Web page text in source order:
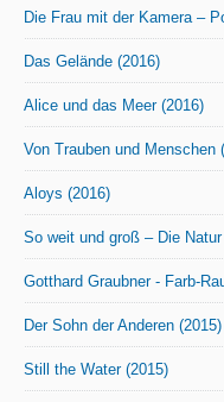
Die Frau mit der Kamera –
Das Gelände (2016)
Alice und das Meer (2016)
Von Trauben und Menschen
Aloys (2016)
So weit und groß – Die
Gotthard Graubner - Farb-
Der Sohn der Anderen (2015)
Still the Water (2015)